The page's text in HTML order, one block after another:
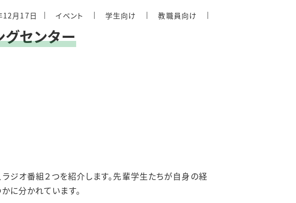
12月17日 イベント 学生向け 教職員向け
グセンター
ジオ番組２つを紹介します。先輩学生たちが自身の経
に分かれています。